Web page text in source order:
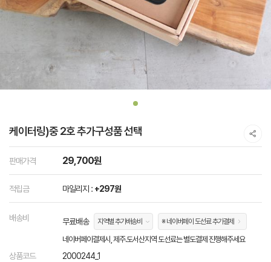
케이터링)중 2호 추가구성품 선택
판매가격 29,700원
적립금 마일리지 : +297원
배송비 무료배송 지역별 추가배송비 ※ 네이버페이 도선료 추가결제
네이버페이결제시, 제주.도서산지역 도선료는 별도결제 진행해주세요
상품코드 2000244_1